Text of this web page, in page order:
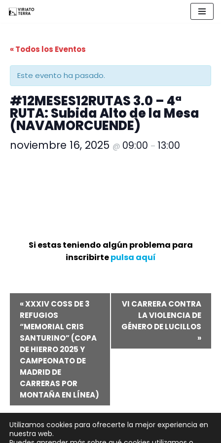
contenido
« Todos los Eventos
Este evento ha pasado.
#12MESES12RUTAS 3.0 – 4ª
RUTA: Subida Alto de la Mesa
(NAVAMORCUENDE)
noviembre 16, 2025 @ 09:00 – 13:00
Si estas teniendo algún problema para
inscribirtepulsa aquí
Navegación
del
Evento
«XXXIV COSS DE 3
REFUGIOS
“MEMORIAL CRIS
SANTURINO” (COPA
DE HIERRO 2025 Y
CAMPEONATO DE
MADRID DE
CARRERAS POR
MONTAÑA EN LÍNEA)
VI CARRERA CONTRA
LA VIOLENCIA DE
GÉNERO DE LUCILLOS
»
Utilizamos cookies para ofrecerte la mejor experiencia en
nuestra web.